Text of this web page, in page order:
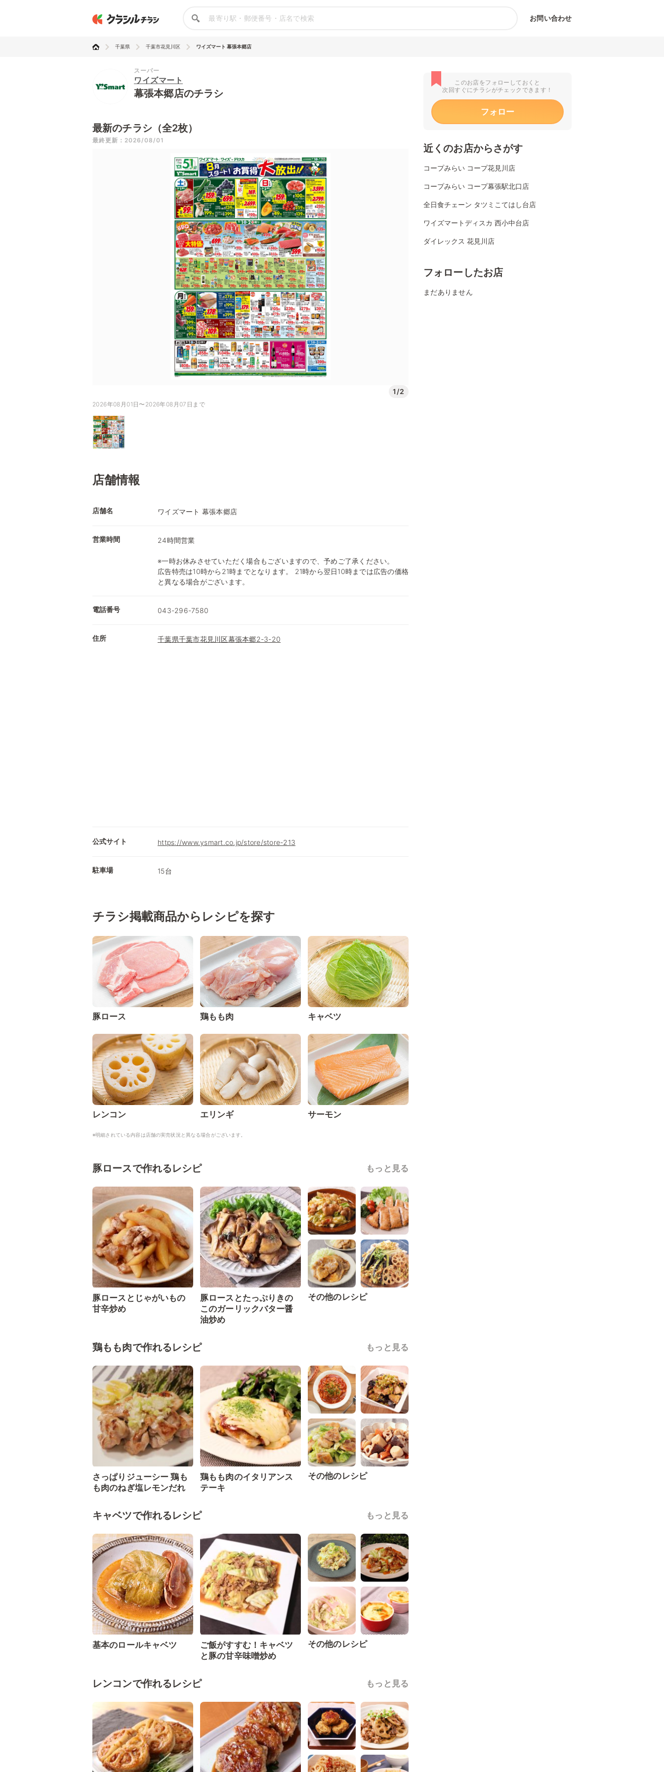
お問い合わせ
千葉県 千葉市花見川区 ワイズマート 幕張本郷店
スーパー
ワイズマート
幕張本郷店のチラシ
最新のチラシ（全2枚）
最終更新：2026/08/01
1/2
2026年08月01日〜2026年08月07日まで
店舗情報
店舗名 ワイズマート 幕張本郷店
営業時間 24時間営業
※一時お休みさせていただく場合もございますので、予めご了承ください。
広告特売は10時から21時までとなります。 21時から翌日10時までは広告の価格
と異なる場合がございます。
電話番号 043-296-7580
住所 千葉県千葉市花見川区幕張本郷2-3-20
公式サイト https://www.ysmart.co.jp/store/store-213
駐車場 15台
チラシ掲載商品からレシピを探す
豚ロース 鶏もも肉 キャベツ
レンコン エリンギ サーモン
※明細されている内容は店舗の実売状況と異なる場合がございます。
豚ロースで作れるレシピ もっと見る
豚ロースとじゃがいもの
甘辛炒め
豚ロースとたっぷりきの
このガーリックバター醤
油炒め
その他のレシピ
鶏もも肉で作れるレシピ もっと見る
さっぱりジューシー 鶏も
も肉のねぎ塩レモンだれ
鶏もも肉のイタリアンス
テーキ
その他のレシピ
キャベツで作れるレシピ もっと見る
基本のロールキャベツ
ご飯がすすむ！キャベツ
と豚の甘辛味噌炒め
その他のレシピ
レンコンで作れるレシピ もっと見る
このお店をフォローしておくと
次回すぐにチラシがチェックできます！
フォロー
近くのお店からさがす
コープみらい コープ花見川店
コープみらい コープ幕張駅北口店
全日食チェーン タツミこてはし台店
ワイズマートディスカ 西小中台店
ダイレックス 花見川店
フォローしたお店
まだありません